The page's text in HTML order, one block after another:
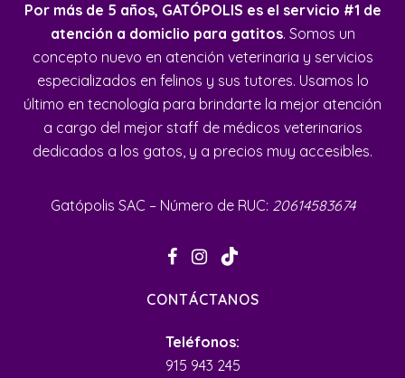
Por más de 5 años, GATÓPOLIS es el servicio #1 de
atención a domiclio para gatitos. Somos un
concepto nuevo en atención veterinaria y servicios
especializados en felinos y sus tutores. Usamos lo
último en tecnología para brindarte la mejor atención
a cargo del mejor staff de médicos veterinarios
dedicados a los gatos, y a precios muy accesibles.
Gatópolis SAC – Número de RUC: 20614583674
CONTÁCTANOS
Teléfonos:
915 943 245